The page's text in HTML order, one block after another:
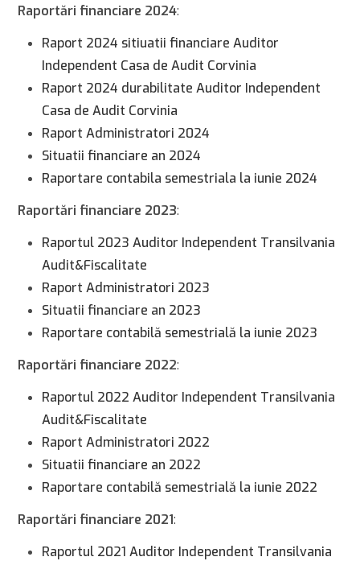
Raportări financiare 2024:
Raport 2024 sitiuatii financiare Auditor
Independent Casa de Audit Corvinia
Raport 2024 durabilitate Auditor Independent
Casa de Audit Corvinia
Raport Administratori 2024
Situatii financiare an 2024
Raportare contabila semestriala la iunie 2024
Raportări financiare 2023:
Raportul 2023 Auditor Independent Transilvania
Audit&Fiscalitate
Raport Administratori 2023
Situatii financiare an 2023
Raportare contabilă semestrială la iunie 2023
Raportări financiare 2022:
Raportul 2022 Auditor Independent Transilvania
Audit&Fiscalitate
Raport Administratori 2022
Situatii financiare an 2022
Raportare contabilă semestrială la iunie 2022
Raportări financiare 2021:
Raportul 2021 Auditor Independent Transilvania